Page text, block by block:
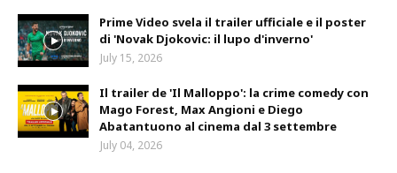
Prime Video svela il trailer ufficiale e il poster
di 'Novak Djokovic: il lupo d'inverno'
July 15, 2026
Il trailer de 'Il Malloppo': la crime comedy con
Mago Forest, Max Angioni e Diego
Abatantuono al cinema dal 3 settembre
July 04, 2026